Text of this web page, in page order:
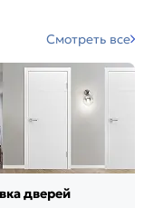
Смотреть все
дверей